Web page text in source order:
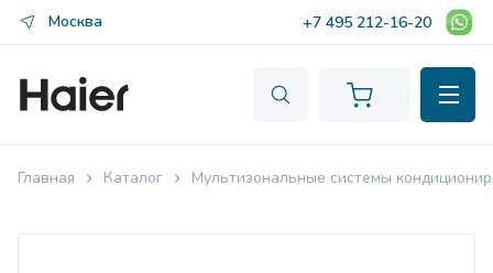
Москва +7 495 212-16-20
Главная Каталог Мультизональные системы